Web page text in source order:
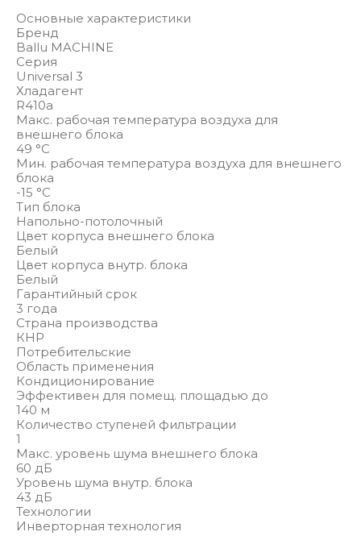
Основные характеристики
Бренд
Ballu MACHINE
Серия
Universal 3
Хладагент
R410a
Макс. рабочая температура воздуха для
внешнего блока
49 °С
Мин. рабочая температура воздуха для внешнего
блока
-15 °С
Тип блока
Напольно-потолочный
Цвет корпуса внешнего блока
Белый
Цвет корпуса внутр. блока
Белый
Гарантийный срок
3 года
Страна производства
КНР
Потребительские
Область применения
Кондиционирование
Эффективен для помещ. площадью до
140 м
Количество ступеней фильтрации
1
Макс. уровень шума внешнего блока
60 дБ
Уровень шума внутр. блока
43 дБ
Технологии
Инверторная технология